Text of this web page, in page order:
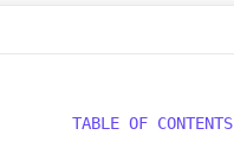
TABLE OF CONTENTS